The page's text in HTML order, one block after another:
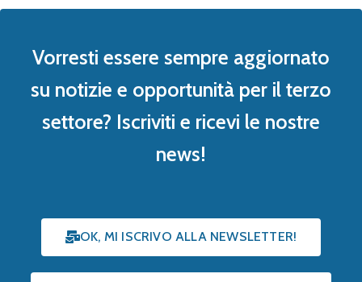
Vorresti essere sempre aggiornato
su notizie e opportunità per il terzo
settore? Iscriviti e ricevi le nostre
news!
OK, MI ISCRIVO ALLA NEWSLETTER!